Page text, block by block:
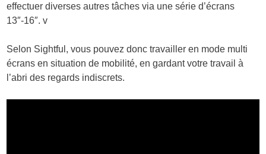
effectuer diverses autres tâches via une série d’écrans
13″-16″. v
Selon Sightful, vous pouvez donc travailler en mode multi
écrans en situation de mobilité, en gardant votre travail à
l’abri des regards indiscrets.